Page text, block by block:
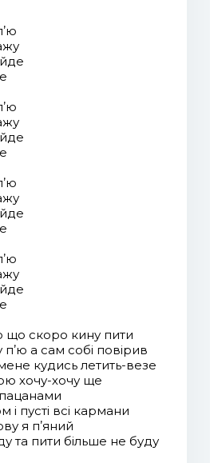
що скоро кину пити
а сам собі повірив
кудись летить-везе
хочу-хочу ще
і пусті всі кармани
я пʼяний
та пити більше не буду